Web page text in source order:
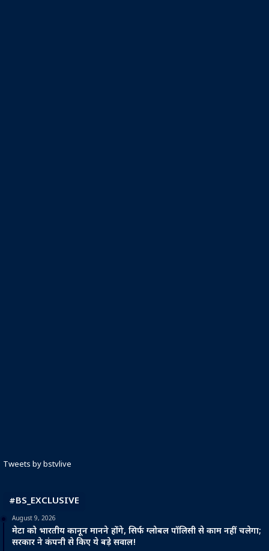
Tweets by bstvlive
#BS_EXCLUSIVE
August 9, 2026
मेटा को भारतीय कानून मानने होंगे, सिर्फ ग्लोबल पॉलिसी से काम नहीं चलेगा;
सरकार ने कंपनी से किए ये बड़े सवाल!